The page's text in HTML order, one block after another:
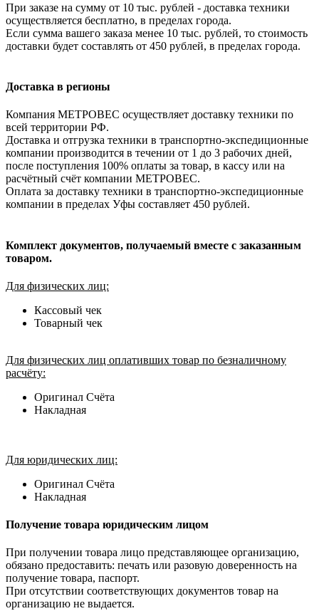
При заказе на сумму от 10 тыс. рублей - доставка техники
осуществляется бесплатно, в пределах города.
Если сумма вашего заказа менее 10 тыс. рублей, то стоимость
доставки будет составлять от 450 рублей, в пределах города.
Доставка в регионы
Компания МЕТРОВЕС осуществляет доставку техники по
всей территории РФ.
Доставка и отгрузка техники в транспортно-экспедиционные
компании производится в течении от 1 до 3 рабочих дней,
после поступления 100% оплаты за товар, в кассу или на
расчётный счёт компании МЕТРОВЕС.
Оплата за доставку техники в транспортно-экспедиционные
компании в пределах Уфы составляет 450 рублей.
Комплект документов, получаемый вместе с заказанным
товаром.
Для физических лиц:
Кассовый чек
Товарный чек
Для физических лиц оплативших товар по безналичному
расчёту:
Оригинал Счёта
Накладная
Для юридических лиц:
Оригинал Счёта
Накладная
Получение товара юридическим лицом
При получении товара лицо представляющее организацию,
обязано предоставить: печать или разовую доверенность на
получение товара, паспорт.
При отсутствии соответствующих документов товар на
организацию не выдается.